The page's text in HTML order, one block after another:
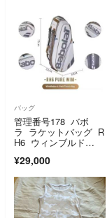
バッグ
管理番号178 バボ
ラ ラケットバッグ R
H6 ウィンブルド
ド
¥29,000